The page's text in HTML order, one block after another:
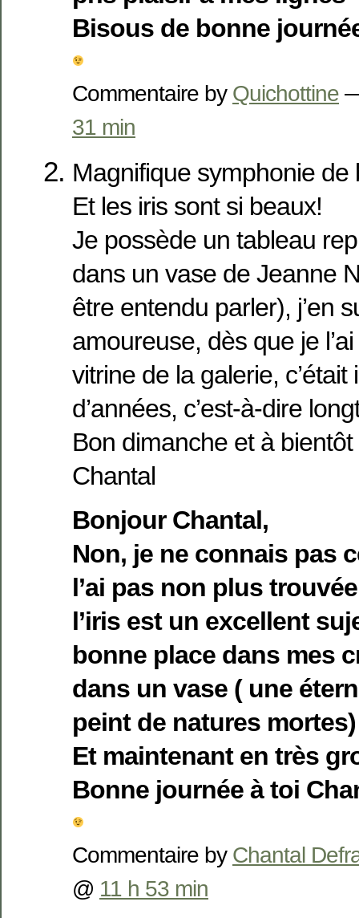
Bisous de bonne
Commentaire by Quichottine
31 min
Magnifique symphonie de
Et les iris sont si beaux!
Je possède un tableau
dans un vase de Jeanne
être entendu parler), j’en
amoureuse, dès que je
vitrine de la galerie,
d’années, c’est-à-dire
Bon dimanche et à bientôt
Chantal
Bonjour Chantal,
Non, je ne connais pas
l’ai pas non plus
l’iris est un excellent
bonne place dans mes
dans un vase ( une
peint de natures
Et maintenant en très
Bonne journée à toi
Commentaire by Chantal
@ 11 h 53 min